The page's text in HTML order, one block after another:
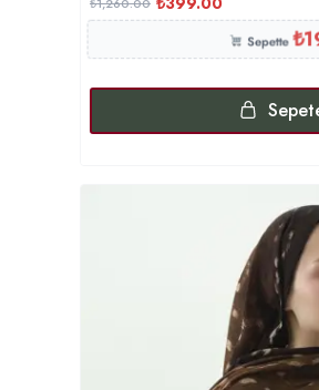
₺1,260.00
Sepette₺